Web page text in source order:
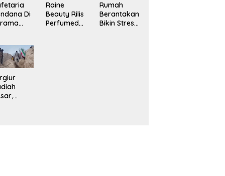
Di
Raine
Beauty Rilis
Perfumed
Rumah
Berantakan
Bikin Stres?